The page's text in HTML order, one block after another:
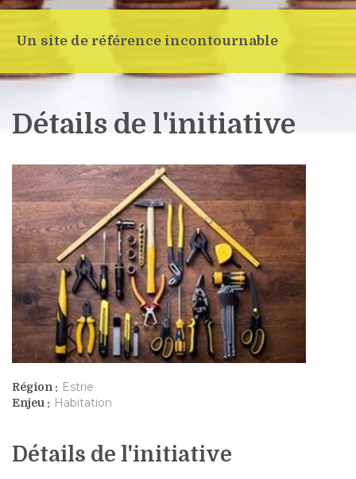
Un site de référence incontournable
Détails de l'initiative
Région : Estrie
Enjeu : Habitation
Détails de l'initiative